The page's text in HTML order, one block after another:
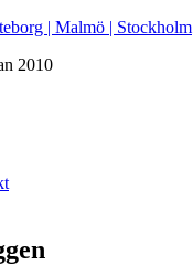
| Malmö | Stockholm
2010